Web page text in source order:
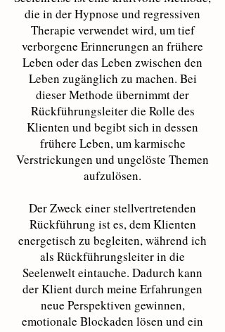
die in der Hypnose und regressiven
Therapie verwendet wird, um tief
verborgene Erinnerungen an frühere
Leben oder das Leben zwischen den
Leben zugänglich zu machen. Bei
dieser Methode übernimmt der
Rückführungsleiter die Rolle des
Klienten und begibt sich in dessen
frühere Leben, um karmische
Verstrickungen und ungelöste Themen
aufzulösen.
Der Zweck einer stellvertretenden
Rückführung ist es, dem Klienten
energetisch zu begleiten, während ich
als Rückführungsleiter in die
Seelenwelt eintauche. Dadurch kann
der Klient durch meine Erfahrungen
neue Perspektiven gewinnen,
emotionale Blockaden lösen und ein